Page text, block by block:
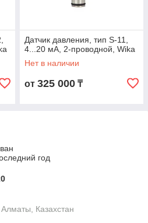
Датчик давления, тип S-11,
4...20 мА, 2-проводной, Wika
Нет в наличии
от 325 000 ₸
год
Казахстан